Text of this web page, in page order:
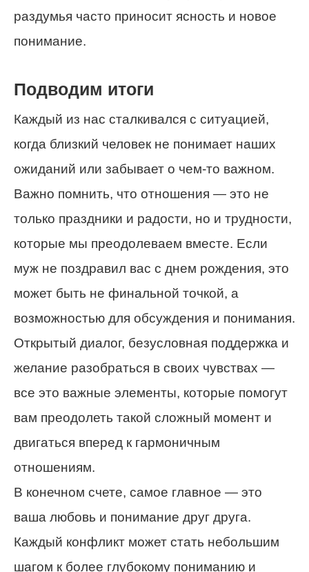
раздумья часто приносит ясность и новое
понимание.
Подводим итоги
Каждый из нас сталкивался с ситуацией,
когда близкий человек не понимает наших
ожиданий или забывает о чем-то важном.
Важно помнить, что отношения — это не
только праздники и радости, но и трудности,
которые мы преодолеваем вместе. Если
муж не поздравил вас с днем рождения, это
может быть не финальной точкой, а
возможностью для обсуждения и понимания.
Открытый диалог, безусловная поддержка и
желание разобраться в своих чувствах —
все это важные элементы, которые помогут
вам преодолеть такой сложный момент и
двигаться вперед к гармоничным
отношениям.
В конечном счете, самое главное — это
ваша любовь и понимание друг друга.
Каждый конфликт может стать небольшим
шагом к более глубокому пониманию и